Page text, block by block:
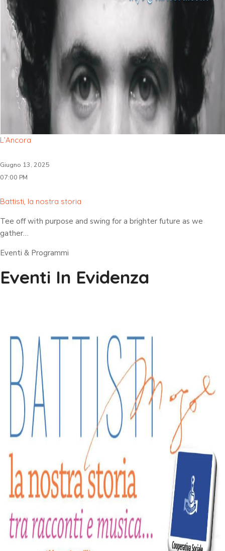
L’Ancora
Giugno 13, 2025
07:00 PM
Battisti, la nostra storia
Tee off with purpose and swing for a brighter future as we
gather…
Eventi & Programmi
Eventi In Evidenza